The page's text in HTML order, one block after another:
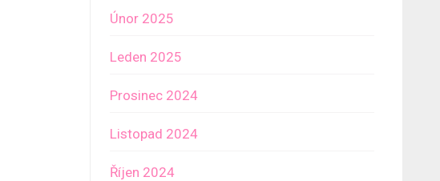
Únor 2025
Leden 2025
Prosinec 2024
Listopad 2024
Říjen 2024